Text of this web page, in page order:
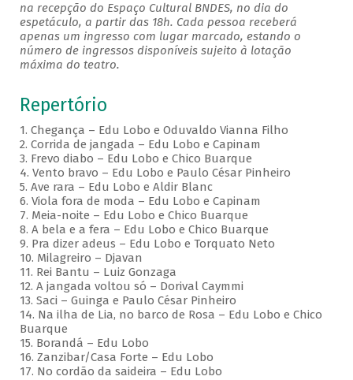
na recepção do Espaço Cultural BNDES, no dia do
espetáculo, a partir das 18h. Cada pessoa receberá
apenas um ingresso com lugar marcado, estando o
número de ingressos disponíveis sujeito à lotação
máxima do teatro.
Repertório
1. Chegança – Edu Lobo e Oduvaldo Vianna Filho
2. Corrida de jangada – Edu Lobo e Capinam
3. Frevo diabo – Edu Lobo e Chico Buarque
4. Vento bravo – Edu Lobo e Paulo César Pinheiro
5. Ave rara – Edu Lobo e Aldir Blanc
6. Viola fora de moda – Edu Lobo e Capinam
7. Meia-noite – Edu Lobo e Chico Buarque
8. A bela e a fera – Edu Lobo e Chico Buarque
9. Pra dizer adeus – Edu Lobo e Torquato Neto
10. Milagreiro – Djavan
11. Rei Bantu – Luiz Gonzaga
12. A jangada voltou só – Dorival Caymmi
13. Saci – Guinga e Paulo César Pinheiro
14. Na ilha de Lia, no barco de Rosa – Edu Lobo e Chico
Buarque
15. Borandá – Edu Lobo
16. Zanzibar/Casa Forte – Edu Lobo
17. No cordão da saideira – Edu Lobo